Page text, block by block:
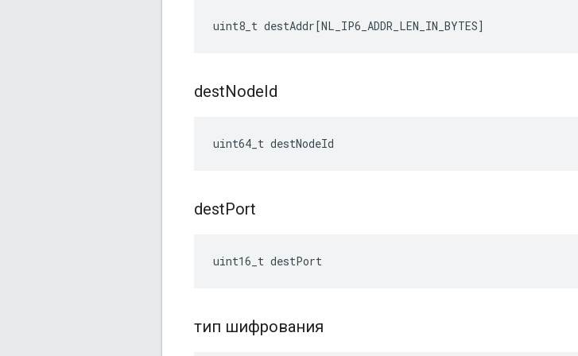
uint8_t destAddr[NL_IP6_ADDR_LEN_IN_BYTES]
destNodeId
uint64_t destNodeId
destPort
uint16_t destPort
тип шифрования